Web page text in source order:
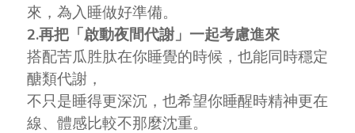
來，為入睡做好準備。
2.再把「啟動夜間代謝」一起考慮進來
搭配苦瓜胜肽在你睡覺的時候，也能同時穩定
醣類代謝，
不只是睡得更深沉，也希望你睡醒時精神更在
線、體感比較不那麼沈重。